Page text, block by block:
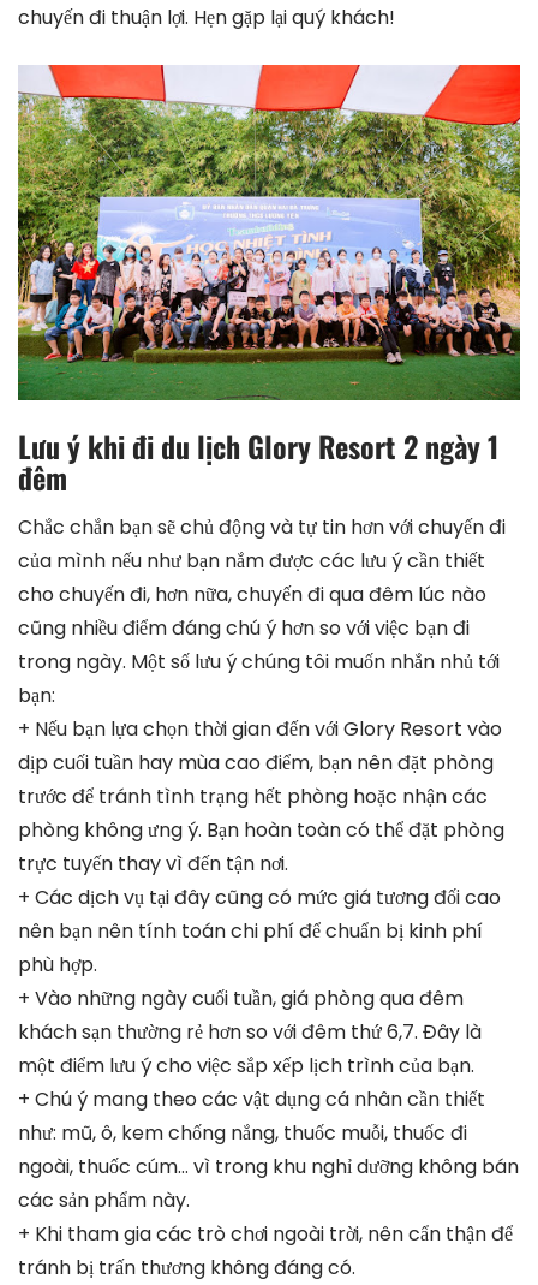
chuyến đi thuận lợi. Hẹn gặp lại quý khách!
Lưu ý khi đi du lịch Glory Resort 2 ngày 1
đêm
Chắc chắn bạn sẽ chủ động và tự tin hơn với chuyến đi
của mình nếu như bạn nắm được các lưu ý cần thiết
cho chuyến đi, hơn nữa, chuyến đi qua đêm lúc nào
cũng nhiều điểm đáng chú ý hơn so với việc bạn đi
trong ngày. Một số lưu ý chúng tôi muốn nhắn nhủ tới
bạn:
+ Nếu bạn lựa chọn thời gian đến với Glory Resort vào
dịp cuối tuần hay mùa cao điểm, bạn nên đặt phòng
trước để tránh tình trạng hết phòng hoặc nhận các
phòng không ưng ý. Bạn hoàn toàn có thể đặt phòng
trực tuyến thay vì đến tận nơi.
+ Các dịch vụ tại đây cũng có mức giá tương đối cao
nên bạn nên tính toán chi phí để chuẩn bị kinh phí
phù hợp.
+ Vào những ngày cuối tuần, giá phòng qua đêm
khách sạn thường rẻ hơn so với đêm thứ 6,7. Đây là
một điểm lưu ý cho việc sắp xếp lịch trình của bạn.
+ Chú ý mang theo các vật dụng cá nhân cần thiết
như: mũ, ô, kem chống nắng, thuốc muỗi, thuốc đi
ngoài, thuốc cúm… vì trong khu nghỉ dưỡng không bán
các sản phẩm này.
+ Khi tham gia các trò chơi ngoài trời, nên cẩn thận để
tránh bị trấn thương không đáng có.